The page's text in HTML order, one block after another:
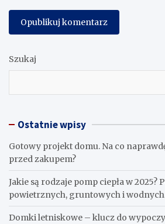
Szukaj
Ostatnie wpisy
Gotowy projekt domu. Na co
przed zakupem?
Jakie są rodzaje pomp ciepła w
powietrznych, gruntowych i
Domki letniskowe – klucz do